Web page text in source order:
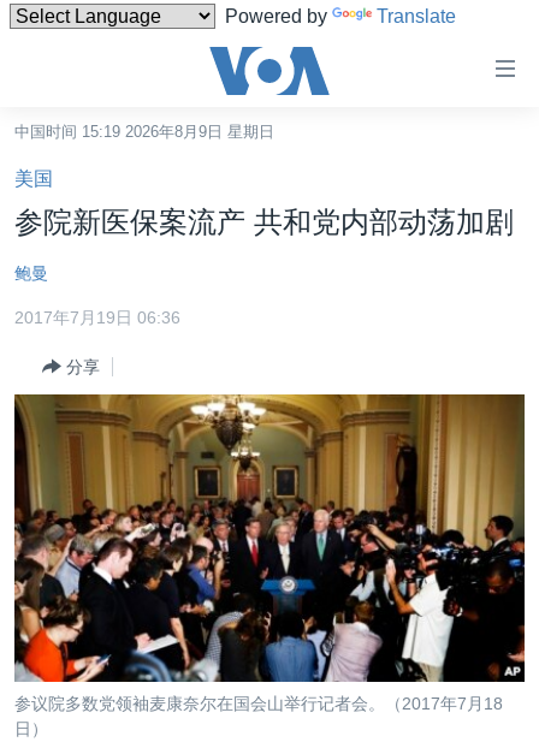
Powered by Translate
碍
链
接
转
内
转
导
跳
转
到
检
中国
台湾
港澳
国际
最新国际新闻
中东
欧洲
非洲
美洲
全球议题
分类新闻
人权·法律·宗教
科教·文娱·体健
军事
劳工
环境
热点专题
白宫要闻
国会报道
美中关系
美国建国250周年
VOA视频
VOA今日焦点
中文广播
关注我们
中国时间 15:19 2026年8月9日 星期日
美国
参院新医保案流产 共和党内部动荡加剧
鲍曼
2017年7月19日 06:36
分享
参议院多数党领袖麦康奈尔在国会山举行记者会。（2017年7月18
日）